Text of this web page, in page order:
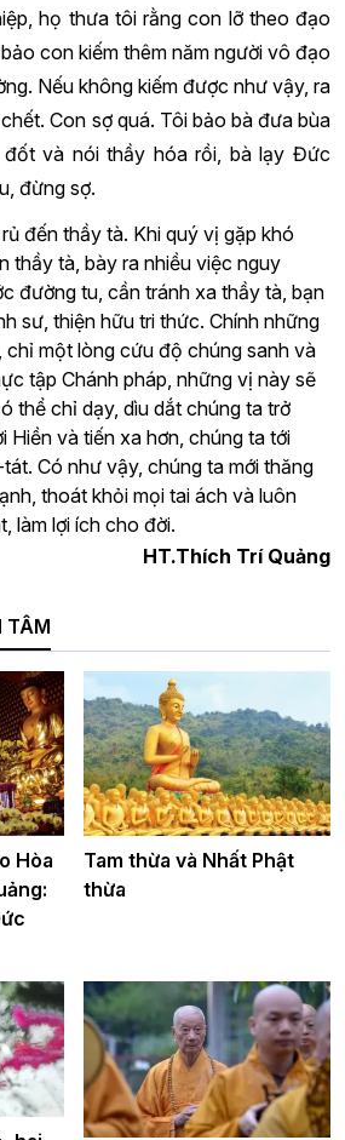
họ thưa tôi rằng con lỡ theo đạo
con kiếm thêm năm người vô đạo
Nếu không kiếm được như vậy, ra
Con sợ quá. Tôi bảo bà đưa bùa
và nói thầy hóa rồi, bà lạy Đức
đừng sợ.
đến thầy tà. Khi quý vị gặp khó
thầy tà, bày ra nhiều việc nguy
đường tu, cần tránh xa thầy tà, bạn
sư, thiện hữu tri thức. Chính những
một lòng cứu độ chúng sanh và
tập Chánh pháp, những vị này sẽ
thể chỉ dạy, dìu dắt chúng ta trở
Hiền và tiến xa hơn, chúng ta tới
Có như vậy, chúng ta mới thăng
thoát khỏi mọi tai ách và luôn
làm lợi ích cho đời.
HT.Thích Trí Quảng
TÂM
Hòa
Tam thừa và Nhất Phật
thừa